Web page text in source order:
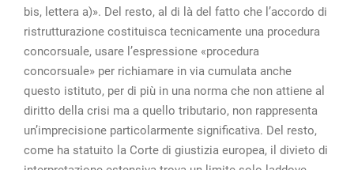
bis, lettera a)». Del resto, al di là del fatto che l’accordo di
ristrutturazione costituisca tecnicamente una procedura
concorsuale, usare l’espressione «procedura
concorsuale» per richiamare in via cumulata anche
questo istituto, per di più in una norma che non attiene al
diritto della crisi ma a quello tributario, non rappresenta
un’imprecisione particolarmente significativa. Del resto,
come ha statuito la Corte di giustizia europea, il divieto di